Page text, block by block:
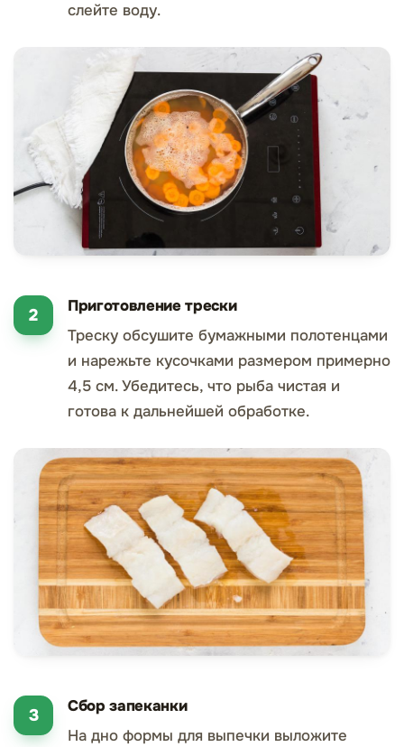
слейте воду.
Приготовление трески
Треску обсушите бумажными полотенцами
и нарежьте кусочками размером примерно
4,5 см. Убедитесь, что рыба чистая и
готова к дальнейшей обработке.
Сбор запеканки
На дно формы для выпечки выложите